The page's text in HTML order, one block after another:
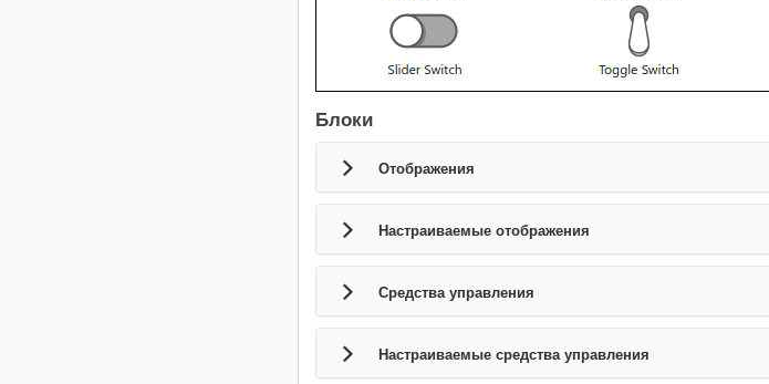
Блоки
Отображения
Настраиваемые отображения
Средства управления
Настраиваемые средства управления